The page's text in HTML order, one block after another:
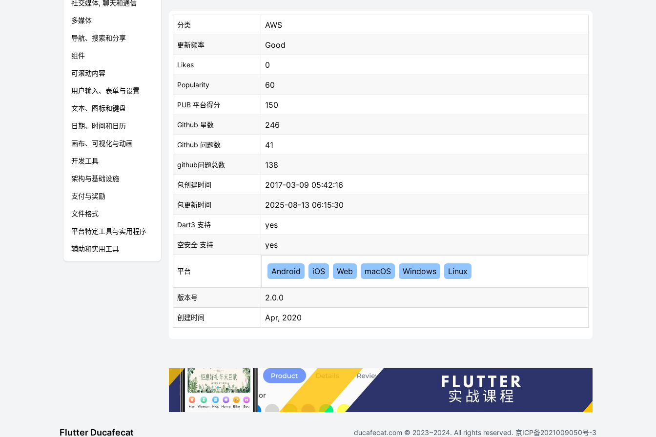
社交媒体, 聊天和通信
多媒体
导航、搜索和分享
组件
可滚动内容
用户输入、表单与设置
文本、图标和键盘
日期、时间和日历
画布、可视化与动画
开发工具
架构与基础设施
支付与奖励
文件格式
平台特定工具与实用程序
辅助和实用工具
分类 AWS
更新频率 Good
Likes 0
Popularity 60
PUB 平台得分 150
Github 星数 246
Github 问题数 41
github问题总数 138
包创建时间 2017-03-09 05:42:16
包更新时间 2025-08-13 06:15:30
Dart3 支持 yes
空安全 支持 yes
平台 Android iOS Web macOS Windows Linux
版本号 2.0.0
创建时间 Apr, 2020
Flutter Ducafecat ducafecat.com © 2023~2024. All rights reserved. 京ICP备2021009050号-3